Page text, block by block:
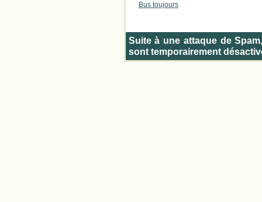
Bus toujours
Suite à une attaque de
sont temporairement